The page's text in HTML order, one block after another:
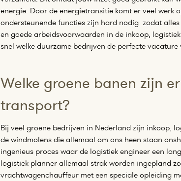
energie. Door de energietransitie komt er veel werk
ondersteunende functies zijn hard nodig zodat
en goede arbeidsvoorwaarden in de inkoop,
snel welke duurzame bedrijven de perfecte
Welke groene banen zijn
transport?
Bij veel groene bedrijven in Nederland zijn inkoop,
de windmolens die allemaal om ons heen staan
ingenieus proces waar de logistiek engineer een
logistiek planner allemaal strak worden ingepland
vrachtwagenchauffeur met een speciale opleiding